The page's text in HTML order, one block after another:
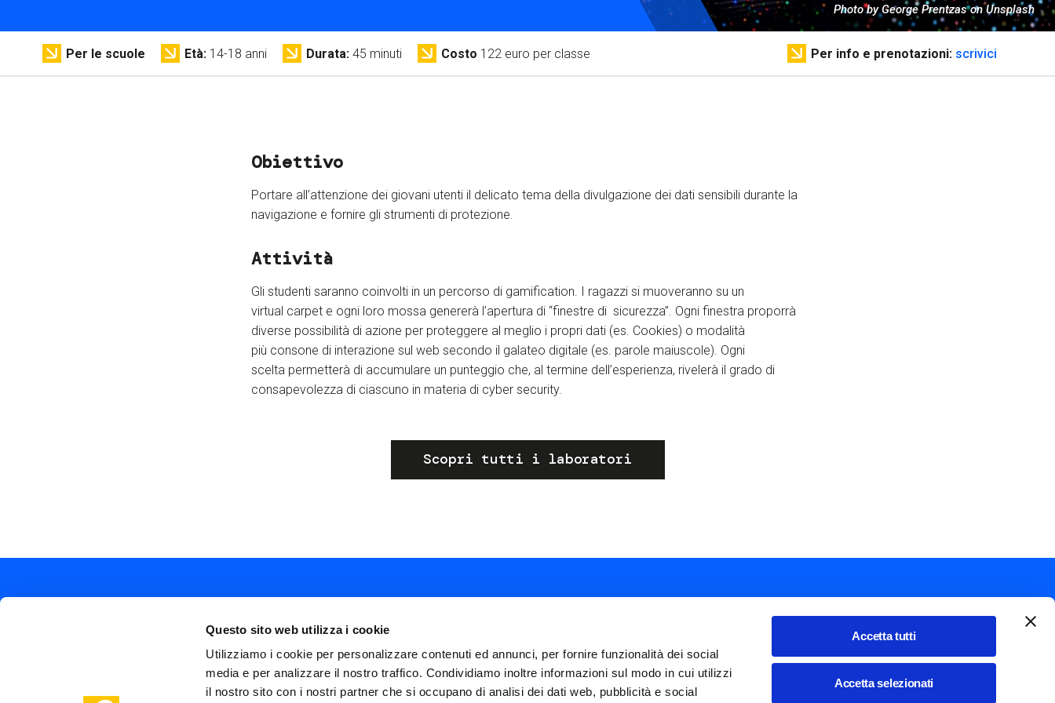
Questo sito web utilizza i cookie
Utilizziamo i cookie per personalizzare contenuti ed annunci, per fornire funzionalità dei social
media e per analizzare il nostro traffico. Condividiamo inoltre informazioni sul modo in cui utilizzi
il nostro sito con i nostri partner che si occupano di analisi dei dati web, pubblicità e social
Accetta tutti
Accetta selezionati
Servizi e accessibilità
Contatti
Biglietti
Photo by George Prentzas on Unsplash
Per le scuole Età 14-18 anni Durata 45 minuti Costo 122 euro per classe Per info e prenotazioni: scrivici
Obiettivo
Portare all’attenzione dei giovani utenti il delicato tema della divulgazione dei dati sensibili durante la
navigazione e fornire gli strumenti di protezione.
Attività
Gli studenti saranno coinvolti in un percorso di gamification. I ragazzi si muoveranno su un
virtual carpet e ogni loro mossa genererà l’apertura di “finestre di sicurezza”. Ogni finestra proporrà
diverse possibilità di azione per proteggere al meglio i propri dati (es. Cookies) o modalità
più consone di interazione sul web secondo il galateo digitale (es. parole maiuscole). Ogni
scelta permetterà di accumulare un punteggio che, al termine dell’esperienza, rivelerà il grado di
consapevolezza di ciascuno in materia di cyber security.
Scopri tutti i laboratori
info@steptothefuture.it
Social
menu